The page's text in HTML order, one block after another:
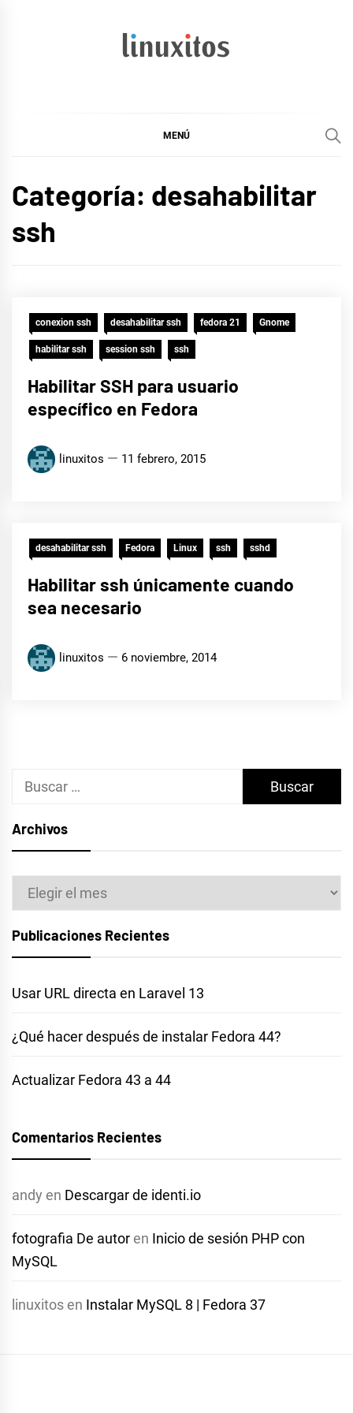
MENÚ
Categoría: desahabilitar
ssh
conexion ssh desahabilitar ssh fedora 21 Gnome
habilitar ssh session ssh ssh
Habilitar SSH para usuario
específico en Fedora
linuxitos 11 febrero, 2015
desahabilitar ssh Fedora Linux ssh sshd
Habilitar ssh únicamente cuando
sea necesario
linuxitos 6 noviembre, 2014
Buscar:
Archivos
Archivos
Publicaciones Recientes
Usar URL directa en Laravel 13
¿Qué hacer después de instalar Fedora 44?
Actualizar Fedora 43 a 44
Comentarios Recientes
andy en Descargar de identi.io
fotografia De autor en Inicio de sesión PHP con
MySQL
linuxitos en Instalar MySQL 8 | Fedora 37